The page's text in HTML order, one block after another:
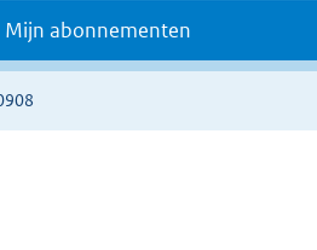
Mijn abonnementen